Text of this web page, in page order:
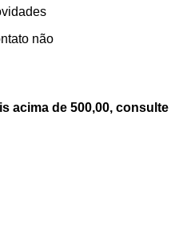
não
acima de 500,00, consulte